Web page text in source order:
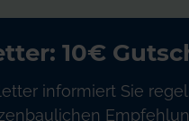
10€
informiert Sie